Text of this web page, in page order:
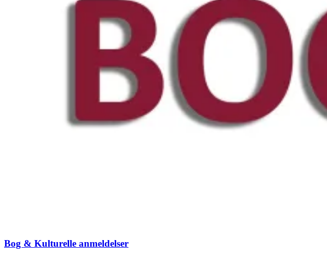
Bog & Kulturelle anmeldelser